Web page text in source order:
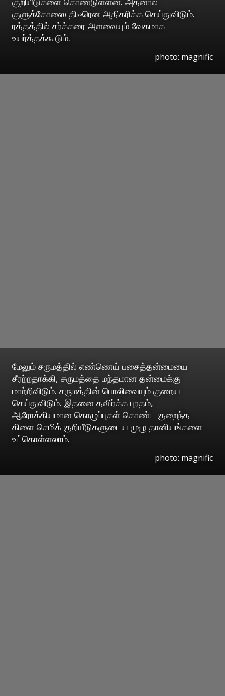
குளுக்கோஸை திடீரென அதிகரிக்க செய்துவிடும்.
ரத்தத்தில் சர்க்கரை அளவையும் வேகமாக
உயர்த்தக்கூடும்.
photo: magnific
மேலும் சருமத்தில் எண்ணெய் பசைத்தன்மையை
சீரற்றதாக்கி, சருமத்தை மந்தமான தன்மைக்கு
மாற்றிவிடும். சருமத்தின் பொலிவையும் குறைய
செய்துவிடும். இதனை தவிர்க்க புரதம்,
ஆரோக்கியமான கொழுப்புகள் கொண்ட குறைந்த
கிளை செமிக் குறியீடுகளுடைய முழு தானியங்களை
உட்கொள்ளலாம்.
photo: magnific